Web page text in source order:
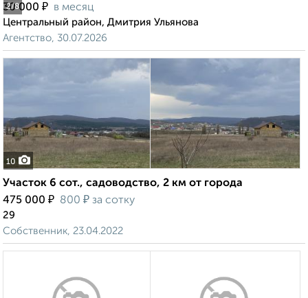
2/8
30 000 ₽ в месяц
Центральный район, Дмитрия Ульянова
Агентство, 30.07.2026
10
Участок 6 сот., садоводство, 2 км от города
475 000 ₽ 800 ₽ за сотку
29
Собственник, 23.04.2022